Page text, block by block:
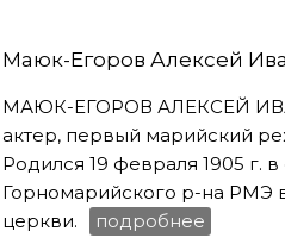
Маюк-Егоров Алексей
МАЮК-ЕГОРОВ АЛЕКСЕЙ
актер, первый марийский
Родился 19 февраля 1905 г.
Горномарийского р-на РМЭ
церкви.
подробнее